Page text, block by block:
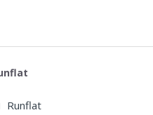
Runflat